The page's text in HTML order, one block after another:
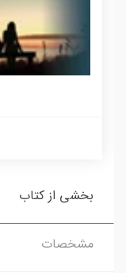
بخشی از کتاب
مشخصات